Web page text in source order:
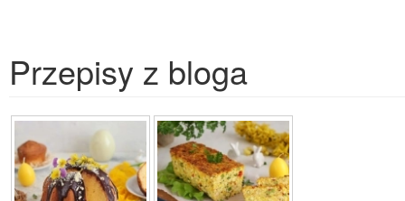
Przepisy z bloga